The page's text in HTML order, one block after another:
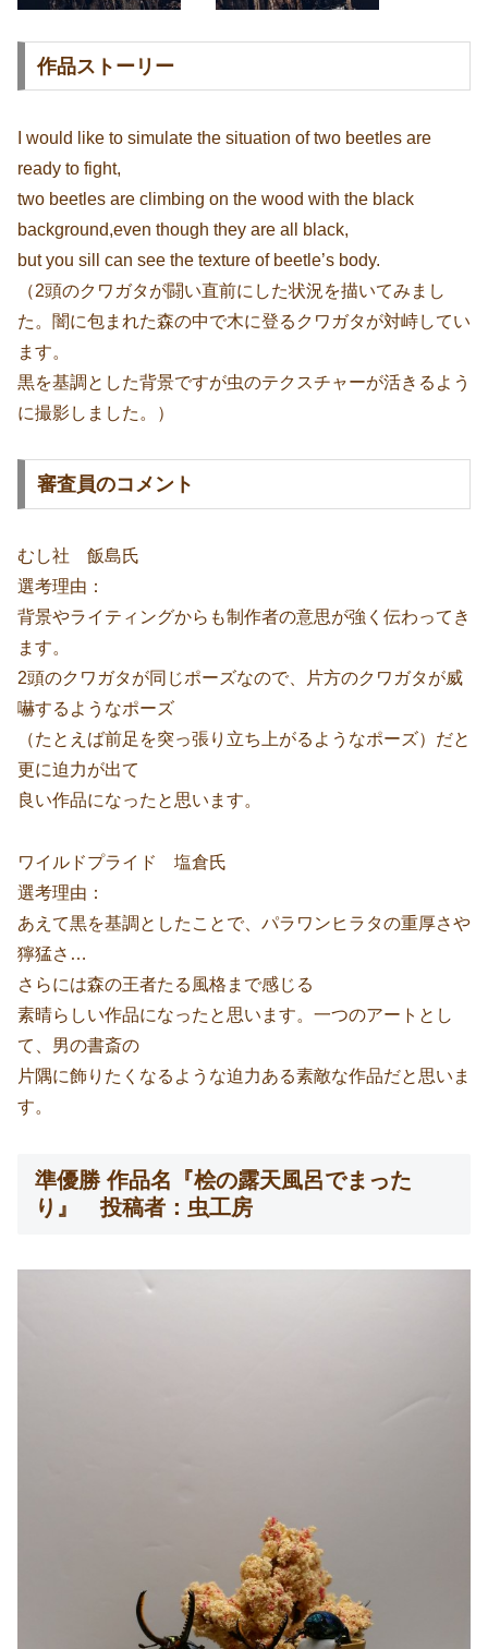
作品ストーリー
I would like to simulate the situation of two beetles are
ready to fight,
two beetles are climbing on the wood with the black
background,even though they are all black,
but you sill can see the texture of beetle’s body.
（2頭のクワガタが闘い直前にした状況を描いてみまし
た。闇に包まれた森の中で木に登るクワガタが対峙してい
ます。
黒を基調とした背景ですが虫のテクスチャーが活きるよう
に撮影しました。）
審査員のコメント
むし社 飯島氏
選考理由：
背景やライティングからも制作者の意思が強く伝わってき
ます。
2頭のクワガタが同じポーズなので、片方のクワガタが威
嚇するようなポーズ
（たとえば前足を突っ張り立ち上がるようなポーズ）だと
更に迫力が出て
良い作品になったと思います。
ワイルドプライド 塩倉氏
選考理由：
あえて黒を基調としたことで、パラワンヒラタの重厚さや
獰猛さ…
さらには森の王者たる風格まで感じる
素晴らしい作品になったと思います。一つのアートとし
て、男の書斎の
片隅に飾りたくなるような迫力ある素敵な作品だと思いま
す。
準優勝 作品名『桧の露天風呂でまった
り』 投稿者：虫工房